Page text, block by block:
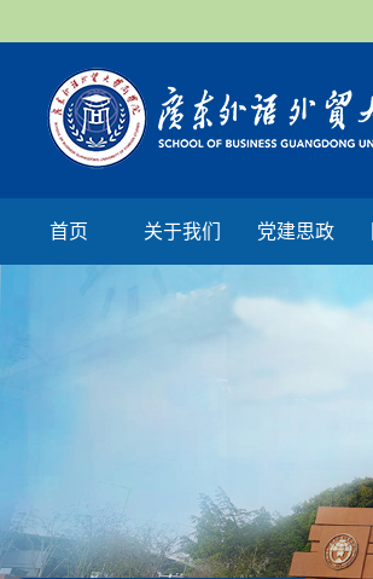
首页 关于我们 党建思政